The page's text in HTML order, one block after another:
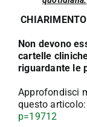
Non devono
cartelle
riguardante le
Approfondisci
questo articolo:
p=19712